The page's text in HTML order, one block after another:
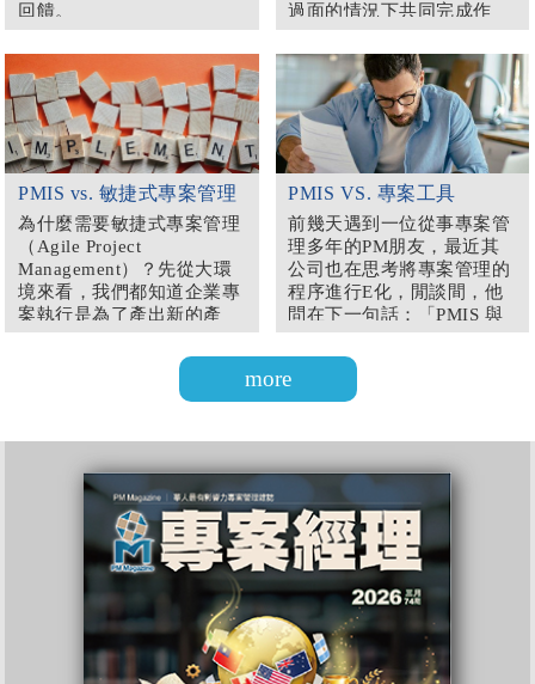
回饋。
過面的情況下共同完成作
業。
PMIS vs. 敏捷式專案管理
為什麼需要敏捷式專案管理
（Agile Project
Management）？先從大環
境來看，我們都知道企業專
案執行是為了產出新的產
品、新的服務或是特定的結
果來獲取利潤。網路的發達
於企業而言，不論是新的產
代。從這一兩年智慧型手機
的變革與市場的發展便可驗
證，具有歷史品牌的手機在
新型智慧型手機的市場逐漸
被淘汰或是被迫轉型，新崛
起的或備受歡迎的智慧型手
機品牌，也可能因為競爭廠
商的創新或新的應用而被打
入冷宮。全球化的發展策略
與競爭，導致新產品與新服
PMIS VS. 專案工具
前幾天遇到一位從事專案管
理多年的PM朋友，最近其
公司也在思考將專案管理的
程序進行E化，閒談間，他
問在下一句話：「PMIS 與
MS Project（單機版）有什
麼不同？」在回答問題前，
讓筆者先對主題「專案工
具」下個定義，個人認為專
分配以及後續能夠進行資料
更新的工具。